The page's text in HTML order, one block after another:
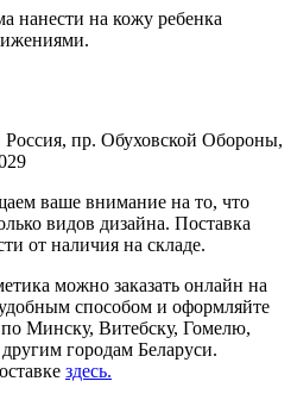
нанести на кожу ребенка
пр. Обуховской Обороны,
ваше внимание на то, что
видов дизайна. Поставка
от наличия на складе.
можно заказать онлайн на
способом и оформляйте
Минску, Витебску, Гомелю,
городам Беларуси.
здесь.